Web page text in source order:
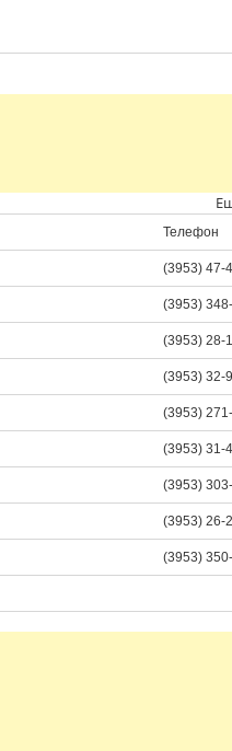
Телефон
(3953) 47-
(3953)
(3953) 28-
(3953) 32-
(3953)
(3953) 31-
(3953)
(3953) 26-
(3953)